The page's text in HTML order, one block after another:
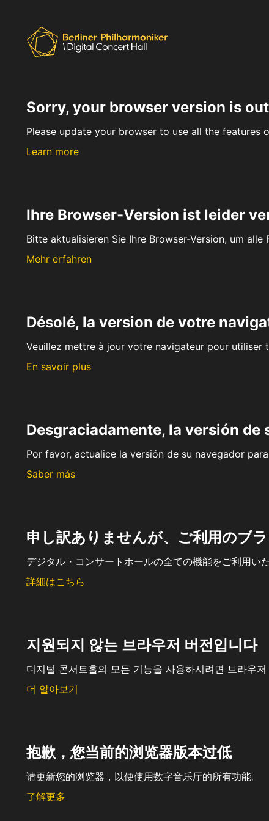
Sorry, your browser version is
Please update your browser to use all the features
Learn more
Ihre Browser-Version ist leider
Bitte aktualisieren Sie Ihre Browser-Version, um
Mehr erfahren
Désolé, la version de votre
Veuillez mettre à jour votre navigateur pour
En savoir plus
Desgraciadamente, la versión de
Por favor, actualice la versión de su navegador
Saber más
申し訳ありませんが、ご利用のブ
デジタル・コンサートホールの全ての機能をご利用い
詳細はこちら
지원되지 않는 브라우저 버전입니다
디지털 콘서트홀의 모든 기능을 사용하시려면 브라우
더 알아보기
抱歉，您当前的浏览器版本过低
请更新您的浏览器，以便使用数字音乐厅的所有功能。
了解更多